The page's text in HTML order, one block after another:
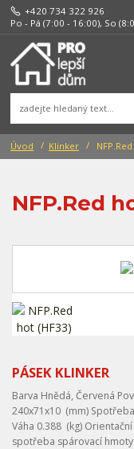
+420 734 322 926
Po - Pá (7:00 - 16:00), So
Úvod Klinker
NFP.Red
PÁSEK KLINKER
Barva Hnědá, Červená
240x71x10 (mm)
Váha 0.388 (kg)
spotřeba spárovací